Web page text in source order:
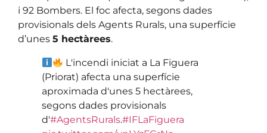
i 92 Bombers. El foc afecta, segons dades
provisionals dels Agents Rurals, una superfície
d’unes 5 hectàrees.
L'incendi iniciat a La Figuera
(Priorat) afecta una superfície
aproximada d'unes 5 hectàrees,
segons dades provisionals
d'#AgentsRurals.#IFLaFiguera